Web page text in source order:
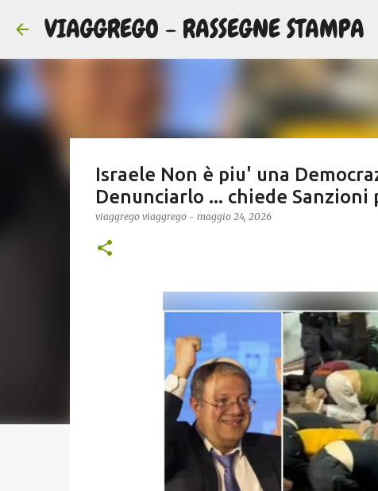
VIAGGREGO - RASSEGNE STAMPA
Israele Non è piu' una
Denunciarlo ... chiede Sanzioni
viaggrego viaggrego - maggio 24, 2026